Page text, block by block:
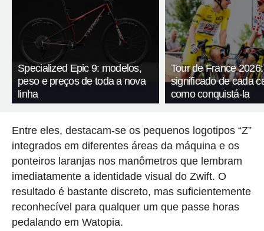
Specialized Epic 9: modelos,
peso e preços de toda a nova
linha
Tour de France
significado de cada
como conquistá-la
Entre eles, destacam-se os pequenos logotipos “Z”
integrados em diferentes áreas da máquina e os
ponteiros laranjas nos manômetros que lembram
imediatamente a identidade visual do Zwift. O
resultado é bastante discreto, mas suficientemente
reconhecível para qualquer um que passe horas
pedalando em Watopia.